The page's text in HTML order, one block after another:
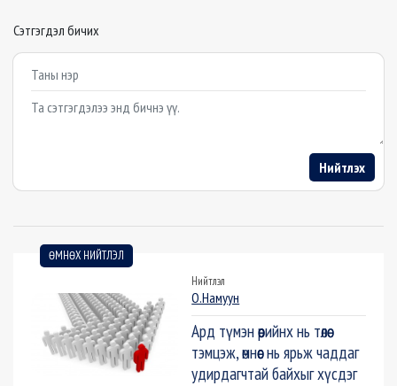
Сэтгэгдэл бичих
Example textarea
Нийтлэх
ӨМНӨХ НИЙТЛЭЛ
Нийтлэл
О.Намуун
Ард түмэн өөрийнх нь төлөө
тэмцэж, өмнөөс нь ярьж чаддаг
удирдагчтай байхыг хүсдэг